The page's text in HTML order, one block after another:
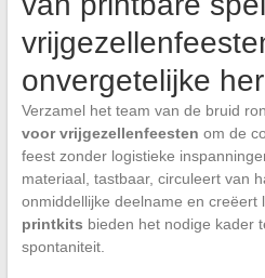
onvergetelijke
Verzamel het team van de bruid
voor vrijgezellenfeesten om de
feest zonder logistieke
materiaal, tastbaar, circuleert van
onmiddellijke deelname en creëert
printkits bieden het nodige kader
spontaniteit.